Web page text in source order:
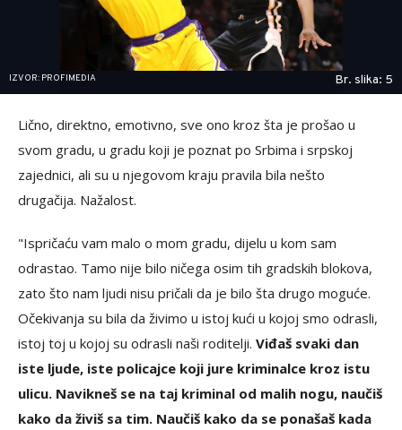
IZVOR: PROFIMEDIA Br. slika: 5
Lično, direktno, emotivno, sve ono kroz šta je prošao u
svom gradu, u gradu koji je poznat po Srbima i srpskoj
zajednici, ali su u njegovom kraju pravila bila nešto
drugačija. Nažalost.
"Ispričaću vam malo o mom gradu, dijelu u kom sam
odrastao. Tamo nije bilo ničega osim tih gradskih blokova,
zato što nam ljudi nisu pričali da je bilo šta drugo moguće.
Očekivanja su bila da živimo u istoj kući u kojoj smo odrasli,
istoj toj u kojoj su odrasli naši roditelji. Viđaš svaki dan
iste ljude, iste policajce koji jure kriminalce kroz istu
ulicu. Navikneš se na taj kriminal od malih nogu, naučiš
kako da živiš sa tim. Naučiš kako da se ponašaš kada